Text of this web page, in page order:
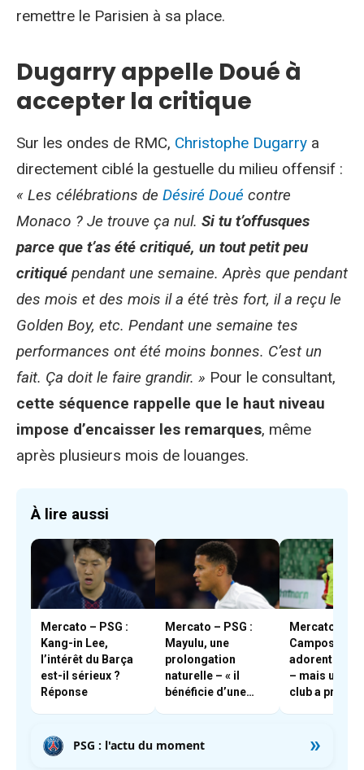
remettre le Parisien à sa place.
Dugarry appelle Doué à
accepter la critique
Sur les ondes de RMC, Christophe Dugarry a
directement ciblé la gestuelle du milieu offensif :
« Les célébrations de Désiré Doué contre
Monaco ? Je trouve ça nul. Si tu t’offusques
parce que t’as été critiqué, un tout petit peu
critiqué pendant une semaine. Après que pendant
des mois et des mois il a été très fort, il a reçu le
Golden Boy, etc. Pendant une semaine tes
performances ont été moins bonnes. C’est un
fait. Ça doit le faire grandir. » Pour le consultant,
cette séquence rappelle que le haut niveau
impose d’encaisser les remarques, même
après plusieurs mois de louanges.
À lire aussi
Mercato – PSG :
Kang-in Lee,
l’intérêt du Barça
est-il sérieux ?
Réponse
Mercato – PSG :
Mayulu, une
prolongation
naturelle – « il
bénéficie d’une
Mercato –
Campos et
adorent
– mais un
club a pris les
PSG : l'actu du moment »